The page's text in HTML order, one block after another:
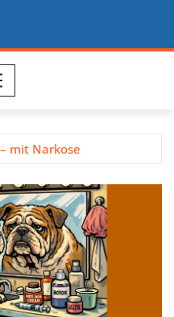
mit Narkose